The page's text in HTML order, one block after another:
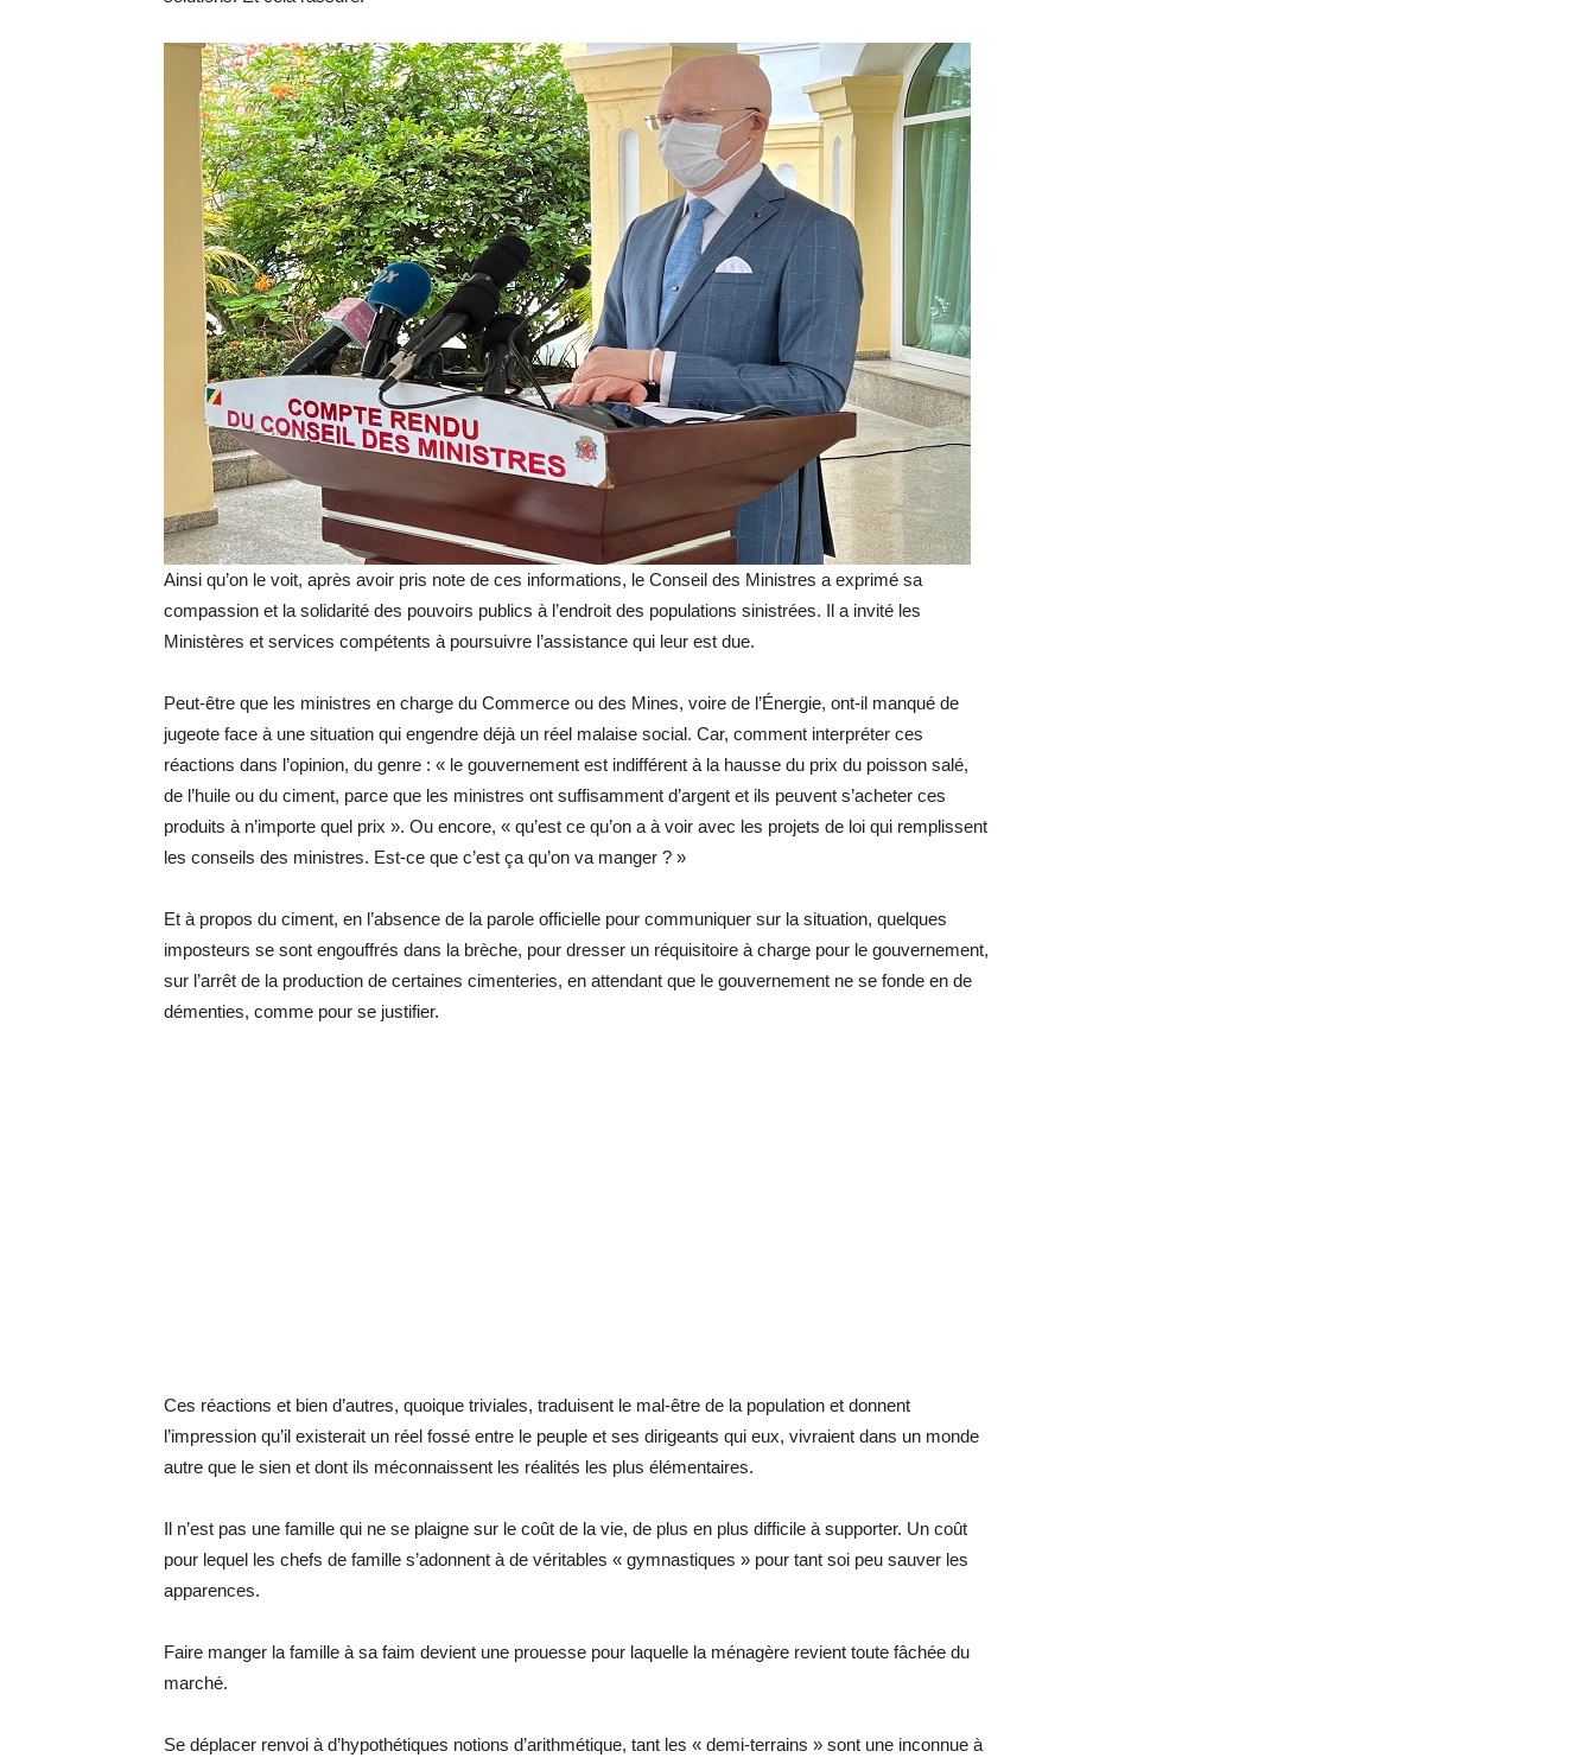
Ainsi qu’on le voit, après avoir pris note de ces informations, le Conseil des Ministres a exprimé sa
compassion et la solidarité des pouvoirs publics à l’endroit des populations sinistrées. Il a invité les
Ministères et services compétents à poursuivre l’assistance qui leur est due.
Peut-être que les ministres en charge du Commerce ou des Mines, voire de l’Énergie, ont-il manqué de
jugeote face à une situation qui engendre déjà un réel malaise social. Car, comment interpréter ces
réactions dans l’opinion, du genre : « le gouvernement est indifférent à la hausse du prix du poisson salé,
de l’huile ou du ciment, parce que les ministres ont suffisamment d’argent et ils peuvent s’acheter ces
produits à n’importe quel prix ». Ou encore, « qu’est ce qu’on a à voir avec les projets de loi qui remplissent
les conseils des ministres. Est-ce que c’est ça qu’on va manger ? »
Et à propos du ciment, en l’absence de la parole officielle pour communiquer sur la situation, quelques
imposteurs se sont engouffrés dans la brèche, pour dresser un réquisitoire à charge pour le gouvernement,
sur l’arrêt de la production de certaines cimenteries, en attendant que le gouvernement ne se fonde en de
démenties, comme pour se justifier.
Ces réactions et bien d’autres, quoique triviales, traduisent le mal-être de la population et donnent
l’impression qu’il existerait un réel fossé entre le peuple et ses dirigeants qui eux, vivraient dans un monde
autre que le sien et dont ils méconnaissent les réalités les plus élémentaires.
Il n’est pas une famille qui ne se plaigne sur le coût de la vie, de plus en plus difficile à supporter. Un coût
pour lequel les chefs de famille s’adonnent à de véritables « gymnastiques » pour tant soi peu sauver les
apparences.
Faire manger la famille à sa faim devient une prouesse pour laquelle la ménagère revient toute fâchée du
marché.
Se déplacer renvoi à d’hypothétiques notions d’arithmétique, tant les « demi-terrains » sont une inconnue à